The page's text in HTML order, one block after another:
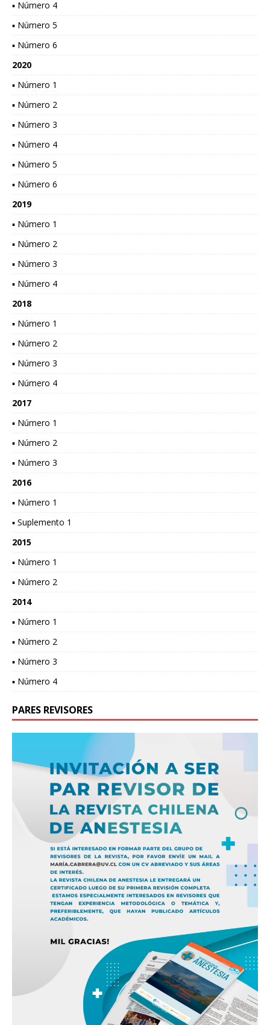
▪ Número 4
▪ Número 5
▪ Número 6
2020
▪ Número 1
▪ Número 2
▪ Número 3
▪ Número 4
▪ Número 5
▪ Número 6
2019
▪ Número 1
▪ Número 2
▪ Número 3
▪ Número 4
2018
▪ Número 1
▪ Número 2
▪ Número 3
▪ Número 4
2017
▪ Número 1
▪ Número 2
▪ Número 3
2016
▪ Número 1
▪ Suplemento 1
2015
▪ Número 1
▪ Número 2
2014
▪ Número 1
▪ Número 2
▪ Número 3
▪ Número 4
PARES REVISORES